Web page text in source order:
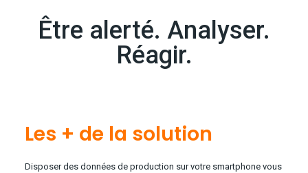
Être alerté. Analyser.
Réagir.
Les + de la solution
Disposer des données de production sur votre smartphone vous